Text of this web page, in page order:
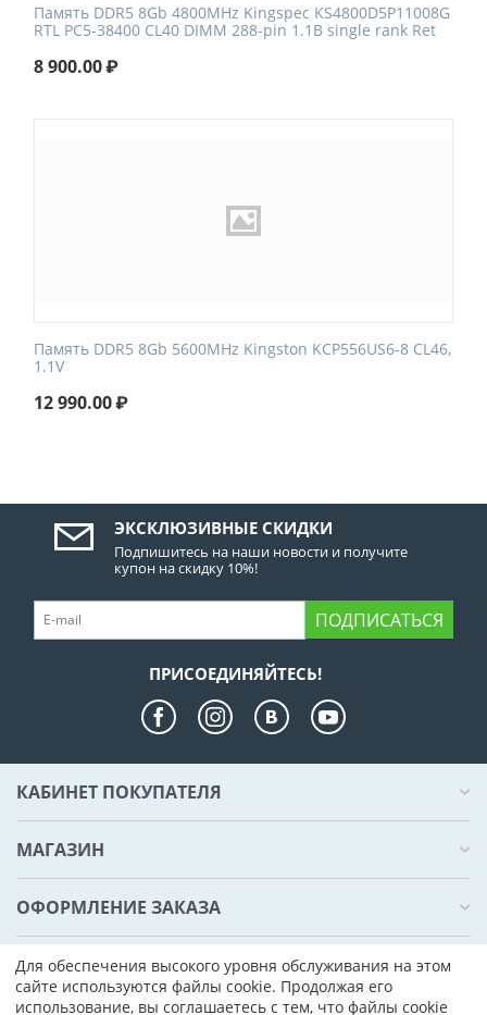
Память DDR5 8Gb 4800MHz Kingspec KS4800D5P11008G
RTL PC5-38400 CL40 DIMM 288-pin 1.1В single rank Ret
8 900.00₽
Память DDR5 8Gb 5600MHz Kingston KCP556US6-8 CL46,
1.1V
12 990.00₽
ЭКСКЛЮЗИВНЫЕ СКИДКИ
Подпишитесь на наши новости и получите
купон на скидку 10%!
ПОДПИСАТЬСЯ
ПРИСОЕДИНЯЙТЕСЬ!
КАБИНЕТ ПОКУПАТЕЛЯ
МАГАЗИН
ОФОРМЛЕНИЕ ЗАКАЗА
КОНТАКТЫ
Для обеспечения высокого уровня обслуживания на этом
сайте используются файлы cookie. Продолжая его
использование, вы соглашаетесь с тем, что файлы cookie